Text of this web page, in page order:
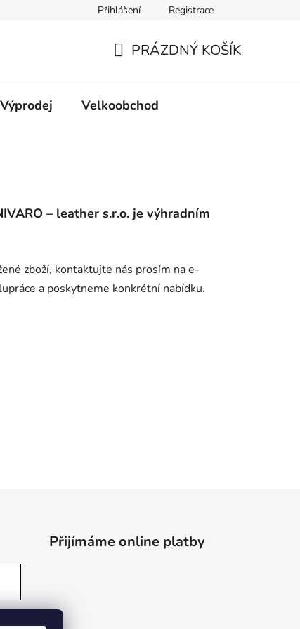
Přihlášení Registrace
KOŠÍK
PRÁZDNÝ KOŠÍK
Výprodej Velkoobchod
– leather s.r.o. je výhradním
zboží, kontaktujte nás prosím na e-
a poskytneme konkrétní nabídku.
Přijímáme online platby